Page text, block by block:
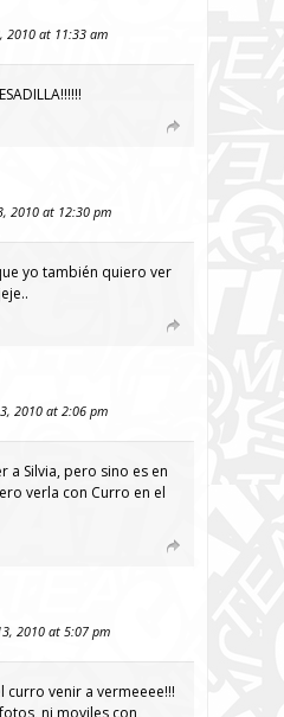
2010 at 11:33 am
2010 at 12:30 pm
yo también quiero ver
2010 at 2:06 pm
a Silvia, pero sino es en
verla con Curro en el
2010 at 5:07 pm
curro venir a vermeeee!!!
ni moviles con